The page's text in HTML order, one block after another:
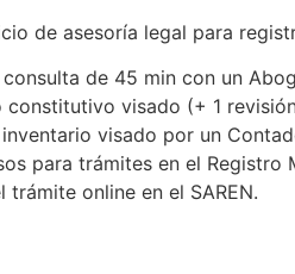
de asesoría legal para
consulta de 45 min con un
constitutivo visado (+ 1
visado por un
para trámites en el Registro
trámite online en el SAREN.